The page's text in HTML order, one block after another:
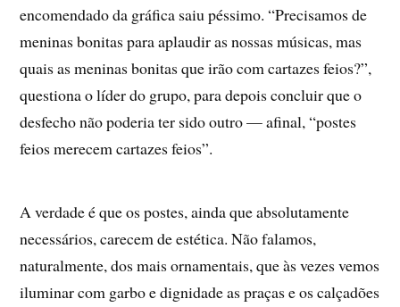
encomendado da gráfica saiu péssimo. “Precisamos de
meninas bonitas para aplaudir as nossas músicas, mas
quais as meninas bonitas que irão com cartazes feios?”,
questiona o líder do grupo, para depois concluir que o
desfecho não poderia ter sido outro — afinal, “postes
feios merecem cartazes feios”.
A verdade é que os postes, ainda que absolutamente
necessários, carecem de estética. Não falamos,
naturalmente, dos mais ornamentais, que às vezes vemos
iluminar com garbo e dignidade as praças e os calçadões